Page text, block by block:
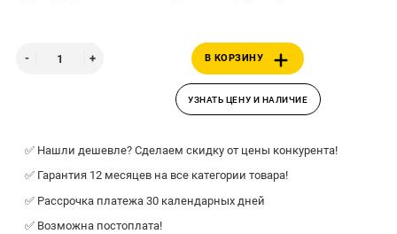
В КОРЗИНУ
УЗНАТЬ ЦЕНУ И НАЛИЧИЕ
✅ Нашли дешевле? Сделаем скидку от цены конкурента!
✅ Гарантия 12 месяцев на все категории товара!
✅ Рассрочка платежа 30 календарных дней
✅ Возможна постоплата!